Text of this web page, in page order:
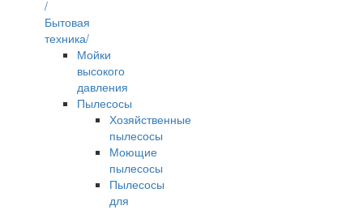
/
Бытовая
техника/
Мойки
высокого
давления
Пылесосы
Хозяйственные
пылесосы
Моющие
пылесосы
Пылесосы
для